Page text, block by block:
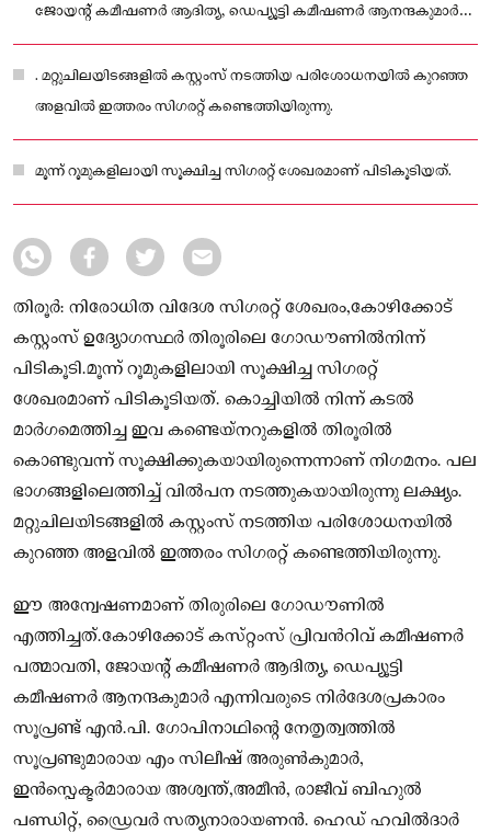
ജോയന്റ് കമീഷണർ ആദിത്യ, ഡെപ്യൂട്ടി കമീഷണർ ആനന്ദകുമാർ
എന്നിവരുടെ നിർദേശപ്രകാരം
. മറ്റുചിലയിടങ്ങളിൽ കസ്റ്റംസ് നടത്തിയ പരിശോധനയിൽ കുറഞ്ഞ
അളവിൽ ഇത്തരം സിഗരറ്റ് കണ്ടെത്തിയിരുന്നു.
മൂന്ന് റൂമുകളിലായി സൂക്ഷിച്ച സിഗരറ്റ് ശേഖരമാണ് പിടികൂടിയത്.
തിരൂർ: നിരോധിത വിദേശ സിഗരറ്റ് ശേഖരം,കോഴിക്കോട്
കസ്റ്റംസ് ഉദ്യോഗസ്ഥർ തിരൂരിലെ ഗോഡൗണിൽനിന്ന്
പിടികൂടി.മൂന്ന് റൂമുകളിലായി സൂക്ഷിച്ച സിഗരറ്റ്
ശേഖരമാണ് പിടികൂടിയത്. കൊച്ചിയിൽ നിന്ന് കടൽ
മാർഗമെത്തിച്ച ഇവ കണ്ടെയ്‌നറുകളിൽ തിരൂരിൽ
കൊണ്ടുവന്ന് സൂക്ഷിക്കുകയായിരുന്നെന്നാണ് നിഗമനം. പല
ഭാഗങ്ങളിലെത്തിച്ച് വിൽപന നടത്തുകയായിരുന്നു ലക്ഷ്യം.
മറ്റുചിലയിടങ്ങളിൽ കസ്റ്റംസ് നടത്തിയ പരിശോധനയിൽ
കുറഞ്ഞ അളവിൽ ഇത്തരം സിഗരറ്റ് കണ്ടെത്തിയിരുന്നു.
ഈ അന്വേഷണമാണ് തിരുരിലെ ഗോഡൗണിൽ
എത്തിച്ചത്.കോഴിക്കോട് കസ്‌റ്റംസ് പ്രിവൻറിവ് കമീഷണർ
പത്മാവതി, ജോയന്റ് കമീഷണർ ആദിത്യ, ഡെപ്യൂട്ടി
കമീഷണർ ആനന്ദകുമാർ എന്നിവരുടെ നിർദേശപ്രകാരം
സൂപ്രണ്ട് എൻ.പി. ഗോപിനാഥിന്റെ നേതൃത്വത്തിൽ
സൂപ്രണ്ടുമാരായ എം സിലീഷ് അരുൺകുമാർ,
ഇൻസ്പെക്ട‌ർമാരായ അശ്വന്ത്,അമീൻ, രാജീവ് ബിഹുൽ
പണ്ഡിറ്റ്, ഡ്രൈവർ സത്യനാരായണൻ. ഹെഡ് ഹവിൽദാർ